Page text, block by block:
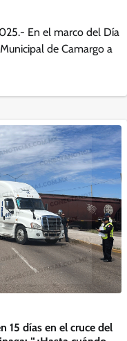
En el marco del Día
de Camargo a
15 días en el cruce del